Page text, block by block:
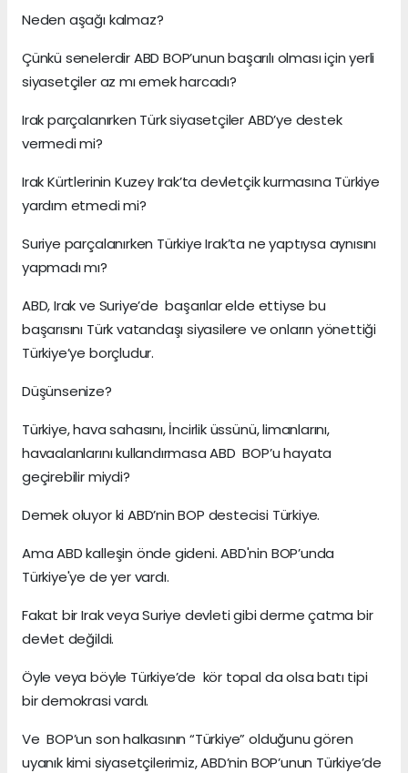
Neden aşağı kalmaz?
Çünkü senelerdir ABD BOP’unun başarılı olması için yerli
siyasetçiler az mı emek harcadı?
Irak parçalanırken Türk siyasetçiler ABD’ye destek
vermedi mi?
Irak Kürtlerinin Kuzey Irak’ta devletçik kurmasına Türkiye
yardım etmedi mi?
Suriye parçalanırken Türkiye Irak’ta ne yaptıysa aynısını
yapmadı mı?
ABD, Irak ve Suriye’de başarılar elde ettiyse bu
başarısını Türk vatandaşı siyasilere ve onların yönettiği
Türkiye’ye borçludur.
Düşünsenize?
Türkiye, hava sahasını, İncirlik üssünü, limanlarını,
havaalanlarını kullandırmasa ABD BOP’u hayata
geçirebilir miydi?
Demek oluyor ki ABD’nin BOP destecisi Türkiye.
Ama ABD kalleşin önde gideni. ABD'nin BOP’unda
Türkiye'ye de yer vardı.
Fakat bir Irak veya Suriye devleti gibi derme çatma bir
devlet değildi.
Öyle veya böyle Türkiye’de kör topal da olsa batı tipi
bir demokrasi vardı.
Ve BOP’un son halkasının “Türkiye” olduğunu gören
uyanık kimi siyasetçilerimiz, ABD’nin BOP’unun Türkiye’de